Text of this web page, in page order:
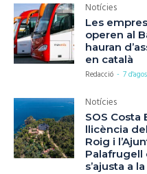
Notícies
Les
operen al
hauran
en català
Redacció - 7
Notícies
SOS Costa
llicència
Roig i
Palafrugell
s’ajusta a